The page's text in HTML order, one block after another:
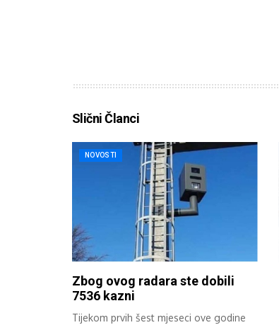
Slični Članci
NOVOSTI
Zbog ovog radara ste dobili
7536 kazni
Tijekom prvih šest mjeseci ove godine